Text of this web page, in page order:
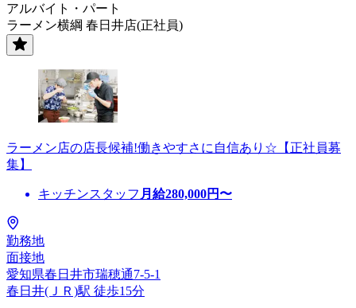
アルバイト・パート
ラーメン横綱 春日井店(正社員)
ラーメン店の店長候補!働きやすさに自信あり☆【正社員募
集】
キッチンスタッフ 月給280,000円〜
勤務地
面接地
愛知県春日井市瑞穂通7-5-1
春日井(ＪＲ)駅 徒歩15分